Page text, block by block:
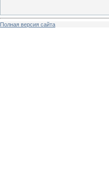
Полная версия сайта